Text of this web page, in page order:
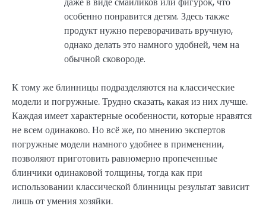
особенно понравится детям. Здесь также
продукт нужно переворачивать вручную,
однако делать это намного удобней, чем на
обычной сковороде.
К тому же блинницы подразделяются на классические
модели и погружные. Трудно сказать, какая из них лучше.
Каждая имеет характерные особенности, которые нравятся
не всем одинаково. Но всё же, по мнению экспертов
погружные модели намного удобнее в применении,
позволяют приготовить равномерно пропеченные
блинчики одинаковой толщины, тогда как при
использовании классической блинницы результат зависит
лишь от умения хозяйки.